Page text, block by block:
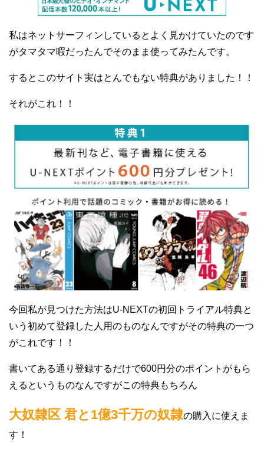
私はネットサーフィンしているとよく見かけていたのです
がタマタマ暇だったんでそのまま使ってみたんです。
するとこのサイト実はとんでもない特典がありました！！
それがこれ！！
今回私が見つけた方法はU-NEXTの初回トライアル特典と
いう初めて登録した人用のものなんですがその特典の一つ
がこれです！！
書いてある通り登録するだけで600円分のポイントがもら
えるというものなんですがこの特典もちろん
大奴隷区 君と1億3千万の奴隷の購入に使えま
す！